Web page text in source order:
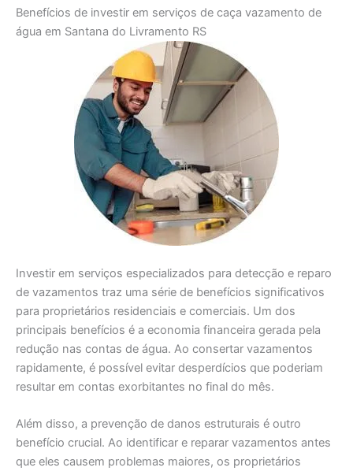
Benefícios de investir em serviços de caça vazamento de
água em Santana do Livramento RS
Investir em serviços especializados para detecção e reparo
de vazamentos traz uma série de benefícios significativos
para proprietários residenciais e comerciais. Um dos
principais benefícios é a economia financeira gerada pela
redução nas contas de água. Ao consertar vazamentos
rapidamente, é possível evitar desperdícios que poderiam
resultar em contas exorbitantes no final do mês.
Além disso, a prevenção de danos estruturais é outro
benefício crucial. Ao identificar e reparar vazamentos antes
que eles causem problemas maiores, os proprietários